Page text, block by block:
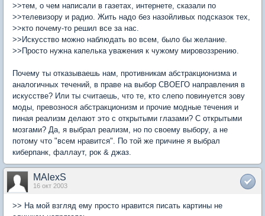
>>тем, о чем написали в газетах, интернете, сказали по
>>телевизору и радио. Жить надо без назойливых подсказок тех,
>>кто почему-то решил все за нас.
>>Искусство можно наблюдать во всем, было бы желание.
>>Просто нужна капелька уважения к чужому мировоззрению.
Почему ты отказываешь нам, противникам абстракционизма и
аналогичных течений, в праве на выбор СВОЕГО направления в
искусстве? Или ты считаешь, что те, кто слепо повинуется зову
моды, превознося абстракционизм и прочие модные течения и
пиная реализм делают это с открытыми глазами? С открытыми
мозгами? Да, я выбрал реализм, но по своему выбору, а не
потому что "всем нравится". По той же причине я выбрал
киберпанк, фаллаут, рок & джаз.
MAlexS
16 окт 2003
>> На мой взгляд ему просто нравится писать картины не